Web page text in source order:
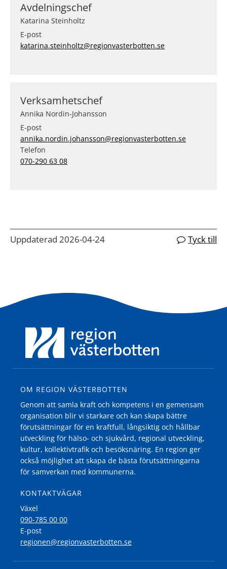
Avdelningschef
Katarina Steinholtz
E-post
katarina.steinholtz@regionvasterbotten.se
Verksamhetschef
Annika Nordin-Johansson
E-post
annika.nordin.johansson@regionvasterbotten.se
Telefon
070-290 63 08
Uppdaterad 2026-04-24 Tyck till
OM REGION VÄSTERBOTTEN
Genom att samla kraft och kompetens i en gemensam
organisation blir vi starkare och kan skapa bättre
förutsättningar för en kraftfull, långsiktig och hållbar
utveckling för hälso- och sjukvård, regional utveckling,
kultur, kollektivtrafik och besöksnäring. En region ger
också möjlighet att skapa de bästa förutsättningarna
för samverkan med kommunerna.
KONTAKTVÄGAR
Växel
090-785 00 00
E-post
regionen@regionvasterbotten.se